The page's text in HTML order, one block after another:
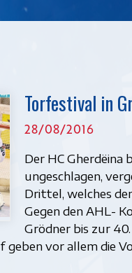
Torfestival in
28/08/2016
Der HC Gherdëina
ungeschlagen,
Drittel, welches
Gegen den AHL-
Grödner bis zur
vor allem die